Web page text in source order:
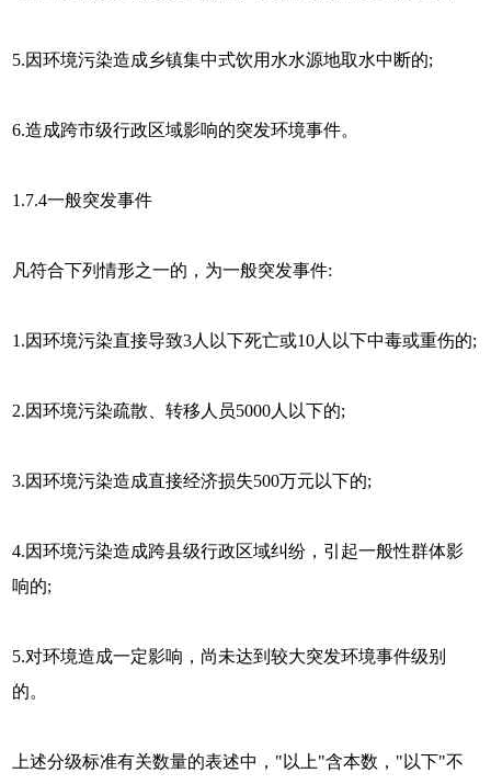
5.因环境污染造成乡镇集中式饮用水水源地取水中断的;
6.造成跨市级行政区域影响的突发环境事件。
1.7.4一般突发事件
凡符合下列情形之一的，为一般突发事件:
1.因环境污染直接导致3人以下死亡或10人以下中毒或重伤的;
2.因环境污染疏散、转移人员5000人以下的;
3.因环境污染造成直接经济损失500万元以下的;
4.因环境污染造成跨县级行政区域纠纷，引起一般性群体影
响的;
5.对环境造成一定影响，尚未达到较大突发环境事件级别
的。
上述分级标准有关数量的表述中，"以上"含本数，"以下"不